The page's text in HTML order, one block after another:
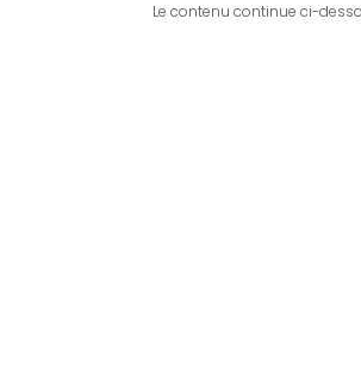
Le contenu continue ci-